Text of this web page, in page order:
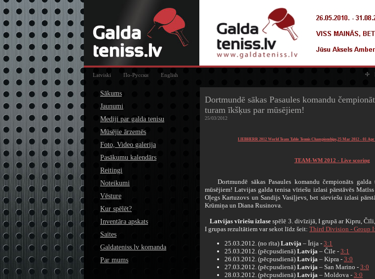
Latviski По-Русски English
Sākums
Jaunumi
Mediji par galda tenisu
Mūsējie ārzemēs
Foto, Video galerija
Pasākumu kalendārs
Reitingi
Noteikumi
Vēsture
Kur spēlēt?
Inventāra apskats
Saites
Galdateniss.lv komanda
Par mums
Dortmundē sākas Pasaules komandu
turam īkšķus par mūsējiem!
25/03/2012
LIEBHERR 2012 World Team Table Tennis Championships,25 Mar 2012 - 01
TEAM-WM 2012 - Live scoring
Dortmundē sākas Pasaules komandu čempionāts galda
mūsējiem! Latvijas galda tenisa vīriešu izlasi pārstāvēs
Oļegs Kartuzovs un Sandijs Vasiļjevs, bet sieviešu izlasi
Krūmiņa un Diana Rusinova.
Latvijas vīriešu izlase spēlē 3. divīzijā, I grupā ar Kipru,
I grupas rezultātiem var sekot līdz šeit: Third Division - Group
25.03.2012. (no rīta) Latvija – Īrija - 3:1
25.03.2012. (pēcpusdienā) Latvija – Čīle - 3:1
26.03.2012. (pēcpusdienā) Latvija – Kipra - 3:0
27.03.2012. (pēcpusdienā) Latvija – San Marino - 3:0
28.03.2012. (pēcpusdienā) Latvija – Moldova - 3:0